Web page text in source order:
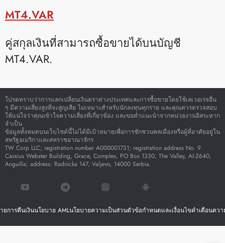
MT4.VAR
คู่สกุลเงินที่สามารถซื้อขายได้บนบัญชี
MT4.VAR.
โปรดทราบว่าการแลกเปลี่ยนเงินตราต่างประเทศและการซื้อขายโดยใช้เลเวอเรจอื่น
ๆ มีความเสี่ยงสูงที่จะสูญเสีย ไม่เหมาะสำหรับนักลงทุนทุกราย และคุณควรตรวจสอบ
ให้แน่ใจว่าคุณเข้าใจความเสี่ยงที่เกี่ยวข้อง และขอคำแนะนำจากหน่วยงานอิสระหาก
จำเป็น
ข้อมูลทั้งหมดบนเว็บไซต์นี้ไม่ได้มีเป้าหมายเพื่อการชักชวนพลเมืองหรือผู้ที่อาศัยอยู่ใน
สหรัฐอเมริกาและสหราชอาณาจักร
TW Corp LLC; registration number A000001731; registration address No. 9
Cassius Webster Building, Grace, Complex, PO Box 1330, The Valley, AI-2640,
Anguilla; address: Radnicka 147, Valjevo, 14000 Serbia.
ยการคืนเงินนโยบาย AMLนโยบายความเป็นส่วนตัวข้อกำหนดและเงื่อนไขคำเตือนควา